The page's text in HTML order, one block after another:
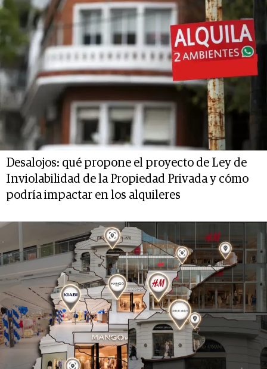
Desalojos: qué propone el proyecto de Ley de
Inviolabilidad de la Propiedad Privada y cómo
podría impactar en los alquileres